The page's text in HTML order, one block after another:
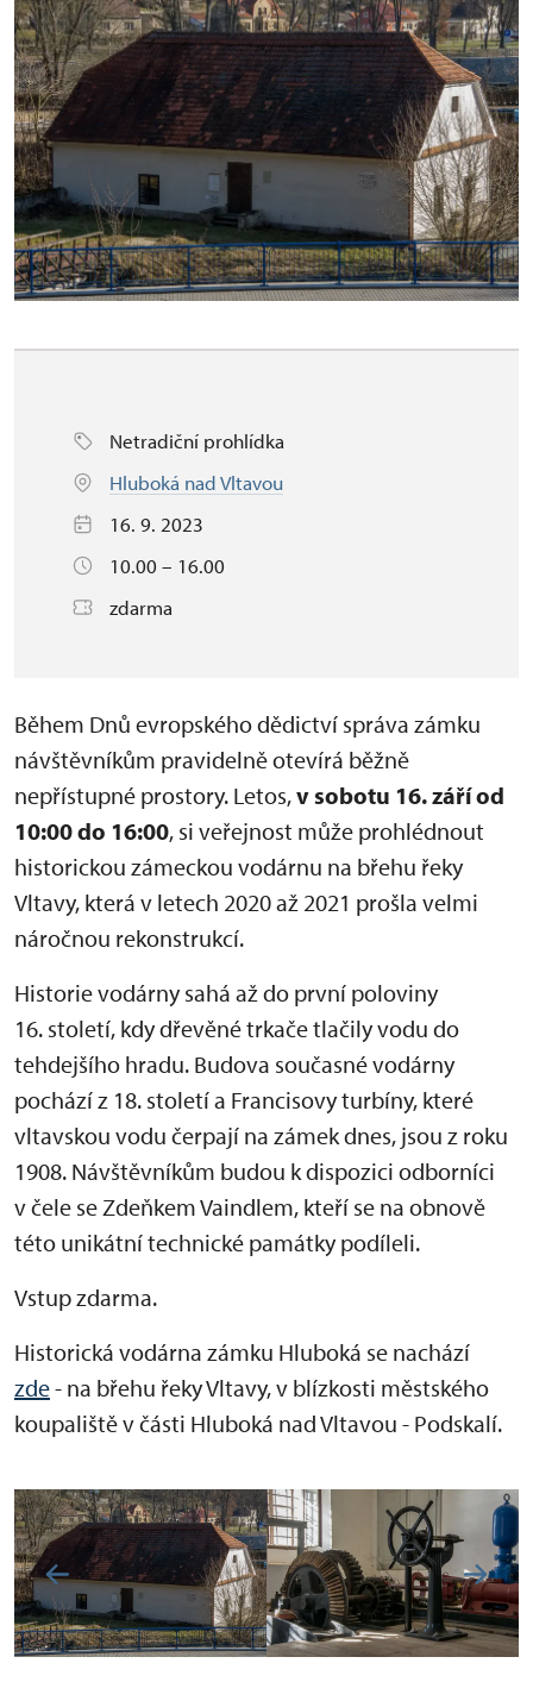
Netradiční prohlídka
Hluboká nad Vltavou
16. 9. 2023
10.00 – 16.00
zdarma
Během Dnů evropského dědictví správa zámku
návštěvníkům pravidelně otevírá běžně
nepřístupné prostory. Letos,vsobotu 16. září od
10:00 do 16:00, si veřejnost může prohlédnout
historickou zámeckou vodárnu na břehu řeky
Vltavy, která v letech 2020 až 2021 prošla velmi
náročnou rekonstrukcí.
Historie vodárny sahá až do první poloviny
16. století, kdy dřevěné trkače tlačily vodu do
tehdejšího hradu. Budova současné vodárny
pochází z 18. století a Francisovy turbíny, které
vltavskou vodu čerpají na zámek dnes, jsou z roku
1908. Návštěvníkům budou k dispozici odborníci
v čele se Zdeňkem Vaindlem, kteří se na obnově
této unikátní technické památky podíleli.
Vstup zdarma.
Historická vodárna zámku Hluboká se nachází
zde- na břehu řeky Vltavy, v blízkosti městského
koupaliště v části Hluboká nad Vltavou - Podskalí.